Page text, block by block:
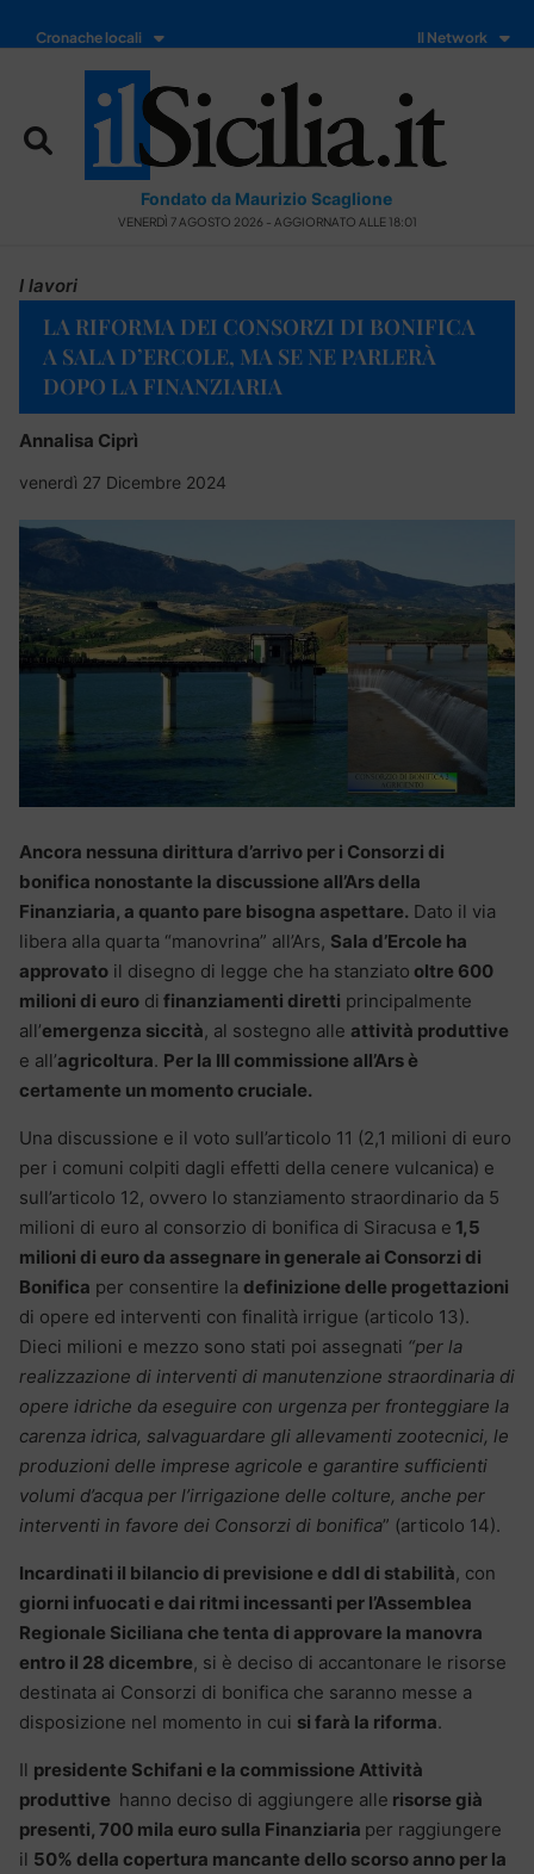
Cronache locali Il Network
Fondato da Maurizio Scaglione
VENERDÌ 7 AGOSTO 2026 - AGGIORNATO ALLE 18:01
I lavori
LA RIFORMA DEI CONSORZI DI BONIFICA
A SALA D’ERCOLE, MA SE NE PARLERÀ
DOPO LA FINANZIARIA
Annalisa Ciprì
venerdì 27 Dicembre 2024
Ancora nessuna dirittura d’arrivo per i Consorzi di
bonifica nonostante la discussione all’Ars della
Finanziaria, a quanto pare bisogna aspettare. Dato il via
libera alla quarta “manovrina” all’Ars, Sala d’Ercole ha
approvato il disegno di legge che ha stanziato oltre 600
milioni di euro di finanziamenti diretti principalmente
all’emergenza siccità, al sostegno alle attività produttive
e all’agricoltura. Per la III commissione all’Ars è
certamente un momento cruciale.
Una discussione e il voto sull’articolo 11 (2,1 milioni di euro
per i comuni colpiti dagli effetti della cenere vulcanica) e
sull’articolo 12, ovvero lo stanziamento straordinario da 5
milioni di euro al consorzio di bonifica di Siracusa e 1,5
milioni di euro da assegnare in generale ai Consorzi di
Bonifica per consentire la definizione delle progettazioni
di opere ed interventi con finalità irrigue (articolo 13).
Dieci milioni e mezzo sono stati poi assegnati “per la
realizzazione di interventi di manutenzione straordinaria di
opere idriche da eseguire con urgenza per fronteggiare la
carenza idrica, salvaguardare gli allevamenti zootecnici, le
produzioni delle imprese agricole e garantire sufficienti
volumi d’acqua per l’irrigazione delle colture, anche per
interventi in favore dei Consorzi di bonifica” (articolo 14).
Incardinati il bilancio di previsione e ddl di stabilità, con
giorni infuocati e dai ritmi incessanti per l’Assemblea
Regionale Siciliana che tenta di approvare la manovra
entro il 28 dicembre, si è deciso di accantonare le risorse
destinata ai Consorzi di bonifica che saranno messe a
disposizione nel momento in cui si farà la riforma.
Il presidente Schifani e la commissione Attività
produttive hanno deciso di aggiungere alle risorse già
presenti, 700 mila euro sulla Finanziaria per raggiungere
il 50% della copertura mancante dello scorso anno per la